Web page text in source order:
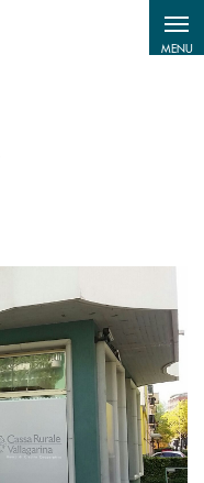
MENU